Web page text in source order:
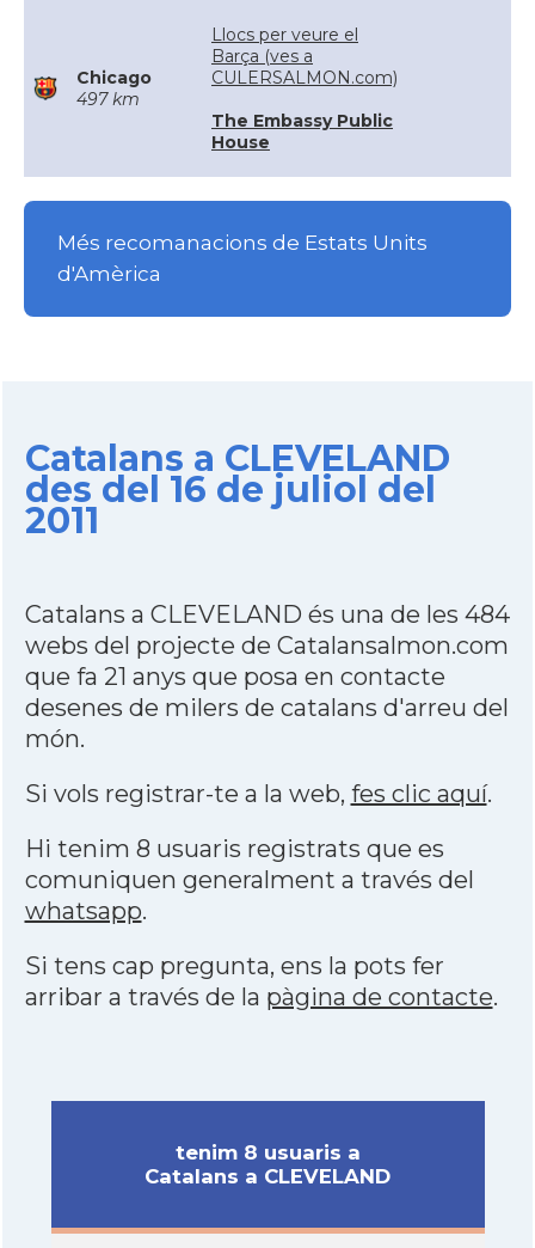
Chicago
497 km
Llocs per veure el
Barça (ves a
CULERSALMON.com)
The Embassy Public
House
Més recomanacions de Estats Units
d'Amèrica
Catalans a CLEVELAND
des del 16 de juliol del
2011
Catalans a CLEVELAND és una de les 484
webs del projecte de Catalansalmon.com
que fa 21 anys que posa en contacte
desenes de milers de catalans d'arreu del
món.
Si vols registrar-te a la web, fes clic aquí.
Hi tenim 8 usuaris registrats que es
comuniquen generalment a través del
whatsapp.
Si tens cap pregunta, ens la pots fer
arribar a través de la pàgina de contacte.
tenim 8 usuaris a
Catalans a CLEVELAND